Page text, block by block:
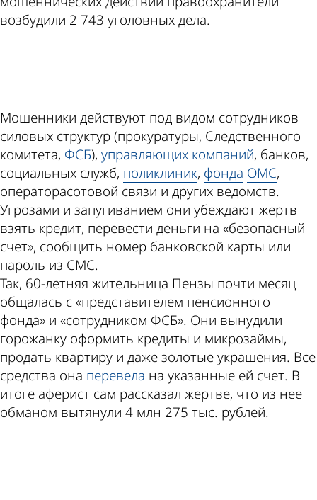
возбудили 2 743 уголовных дела.
Мошенники действуют под видом сотрудников
силовых структур (прокуратуры, Следственного
комитета, ФСБ), управляющих компаний, банков,
социальных служб, поликлиник, фонда ОМС,
операторасотовой связи и других ведомств.
Угрозами и запугиванием они убеждают жертв
взять кредит, перевести деньги на «безопасный
счет», сообщить номер банковской карты или
пароль из СМС.
Так, 60-летняя жительница Пензы почти месяц
общалась с «представителем пенсионного
фонда» и «сотрудником ФСБ». Они вынудили
горожанку оформить кредиты и микрозаймы,
продать квартиру и даже золотые украшения. Все
средства она перевела на указанные ей счет. В
итоге аферист сам рассказал жертве, что из нее
обманом вытянули 4 млн 275 тыс. рублей.